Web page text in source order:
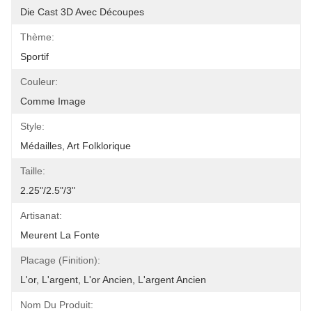
Die Cast 3D Avec Découpes
Thème:
Sportif
Couleur:
Comme Image
Style:
Médailles, Art Folklorique
Taille:
2.25"/2.5"/3"
Artisanat:
Meurent La Fonte
Placage (finition):
L'or, L'argent, L'or Ancien, L'argent Ancien
Nom Du Produit: